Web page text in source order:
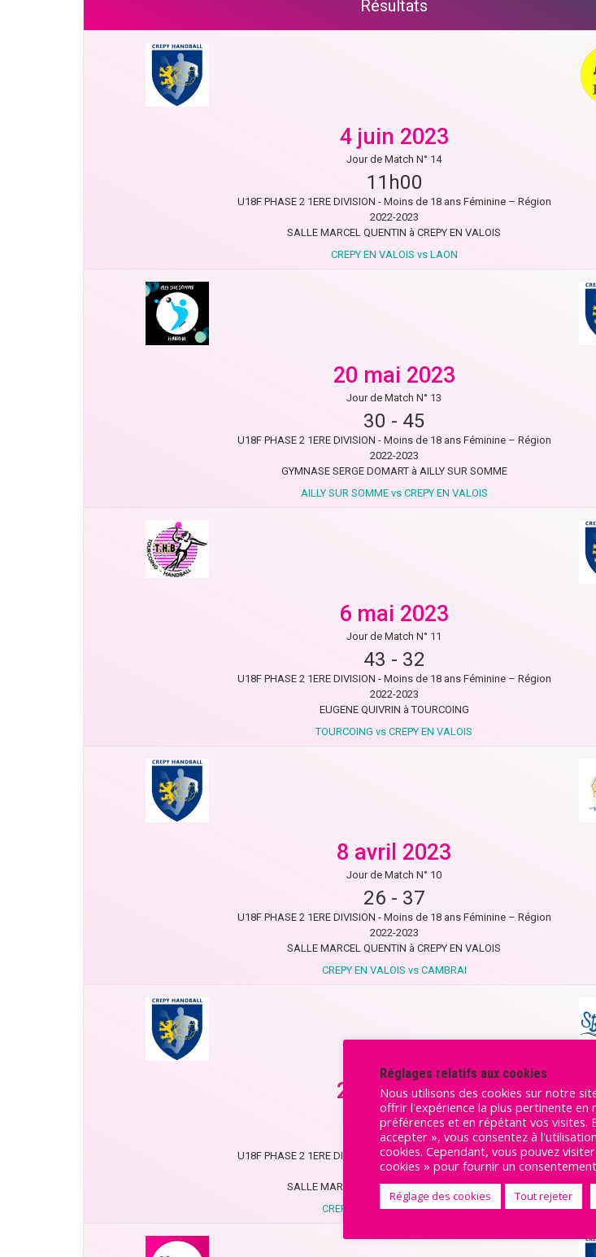
Résultats
4 juin 2023
Jour de Match N° 14
11h00
U18F PHASE 2 1ERE DIVISION - Moins de 18 ans Féminine – Région
2022-2023
SALLE MARCEL QUENTIN à CREPY EN VALOIS
CREPY EN VALOIS vs LAON
20 mai 2023
Jour de Match N° 13
30 - 45
U18F PHASE 2 1ERE DIVISION - Moins de 18 ans Féminine – Région
2022-2023
GYMNASE SERGE DOMART à AILLY SUR SOMME
AILLY SUR SOMME vs CREPY EN VALOIS
6 mai 2023
Jour de Match N° 11
43 - 32
U18F PHASE 2 1ERE DIVISION - Moins de 18 ans Féminine – Région
2022-2023
EUGENE QUIVRIN à TOURCOING
TOURCOING vs CREPY EN VALOIS
8 avril 2023
Jour de Match N° 10
26 - 37
U18F PHASE 2 1ERE DIVISION - Moins de 18 ans Féminine – Région
2022-2023
SALLE MARCEL QUENTIN à CREPY EN VALOIS
CREPY EN VALOIS vs CAMBRAI
2 avril 2023
Jour de Match N° 9
36-42
U18F PHASE 2 1ERE DIVISION - Moins de 18 ans Féminine – Région
2022-2023
SALLE MARCEL QUENTIN à CREPY EN VALOIS
CREPY EN VALOIS vs BETHUNE
Réglages relatifs aux cookies
Nous utilisons des cookies sur notre
offrir l'expérience la plus pertinente en
préférences et en répétant vos visites.
accepter », vous consentez à
cookies. Cependant, vous pouvez
cookies » pour fournir un
Réglage des cookies Tout rejeter